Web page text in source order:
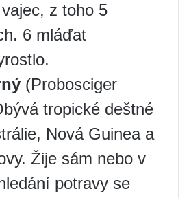
z toho 5
6 mláďat
(Probosciger
tropické deštné
Nová Guinea a
Žije sám nebo v
potravy se